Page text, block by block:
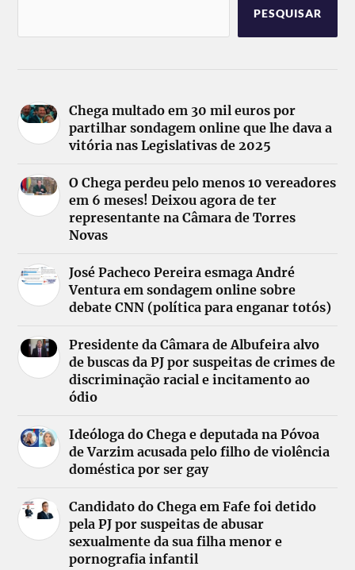
PESQUISAR
Chega multado em 30 mil euros por
partilhar sondagem online que lhe dava a
vitória nas Legislativas de 2025
O Chega perdeu pelo menos 10 vereadores
em 6 meses! Deixou agora de ter
representante na Câmara de Torres
Novas
José Pacheco Pereira esmaga André
Ventura em sondagem online sobre
debate CNN (política para enganar totós)
Presidente da Câmara de Albufeira alvo
de buscas da PJ por suspeitas de crimes de
discriminação racial e incitamento ao
ódio
Ideóloga do Chega e deputada na Póvoa
de Varzim acusada pelo filho de violência
doméstica por ser gay
Candidato do Chega em Fafe foi detido
pela PJ por suspeitas de abusar
sexualmente da sua filha menor e
pornografia infantil